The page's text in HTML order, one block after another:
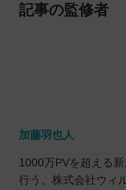
記事の監修者
加藤羽也人
1000万PVを超える
行う。株式会社ウィ